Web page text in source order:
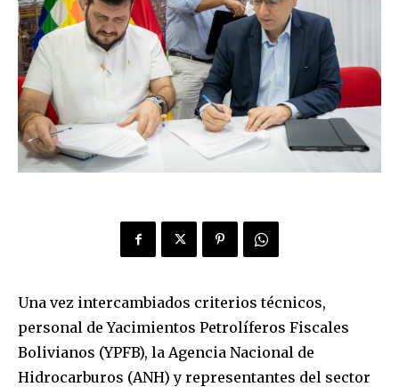
Una vez intercambiados criterios técnicos,
personal de Yacimientos Petrolíferos Fiscales
Bolivianos (YPFB), la Agencia Nacional de
Hidrocarburos (ANH) y representantes del sector